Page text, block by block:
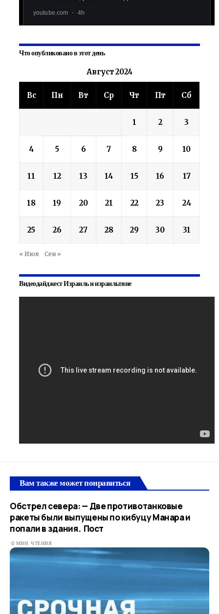
Что опубликовано в этот день
Август 2024
Вс Пн Вт Ср Чт Пт Сб
1 2 3
4 5 6 7 8 9 10
11 12 13 14 15 16 17
18 19 20 21 22 23 24
25 26 27 28 29 30 31
« Июл Сен »
Видеодайджест Израиль и израильтяне
Вам также может понравиться
Обстрел севера: — Две противотанковые
ракеты были выпущены по кибуцу Манара и
попали в здания. Пост
0 МИН. ЧТЕНИЯ